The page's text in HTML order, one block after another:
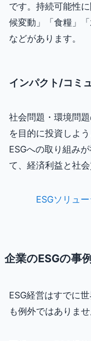
です。持続可能性
候変動」「食糧」
などがあります。
インパクト/コミ
社会問題・環境問
を目的に投資しよ
ESGへの取り組み
て、経済利益と社
ESGソリュ
企業のESGの事例
ESG経営はすでに
も例外ではありませ